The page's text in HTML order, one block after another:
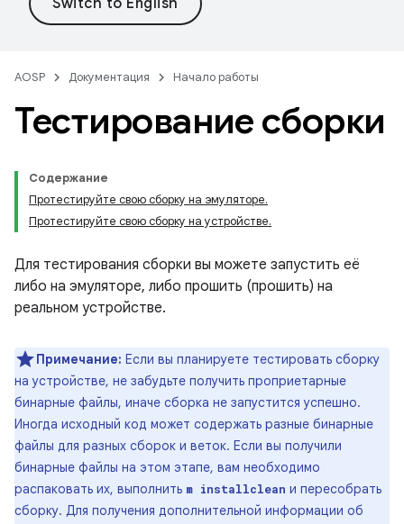
AOSP Документация Начало работы
Тестирование сборки
Содержание
Протестируйте свою сборку на эмуляторе.
Протестируйте свою сборку на устройстве.
Для тестирования сборки вы можете запустить её
либо на эмуляторе, либо прошить (прошить) на
реальном устройстве.
Примечание: Если вы планируете тестировать сборку
на устройстве, не забудьте получить проприетарные
бинарные файлы, иначе сборка не запустится успешно.
Иногда исходный код может содержать разные бинарные
файлы для разных сборок и веток. Если вы получили
бинарные файлы на этом этапе, вам необходимо
распаковать их, выполнить m installclean и пересобрать
сборку. Для получения дополнительной информации об